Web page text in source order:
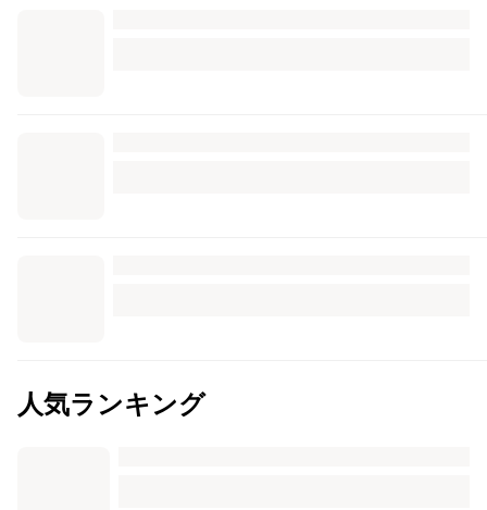
人気ランキング